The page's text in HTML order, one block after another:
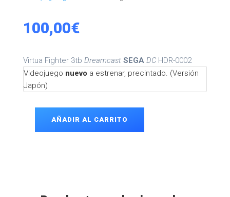
100,00€
Virtua Fighter 3tb Dreamcast SEGA DC HDR-0002
Videojuego nuevo a estrenar, precintado. (Versión
Japón)
Fighter
AÑADIR AL CARRITO